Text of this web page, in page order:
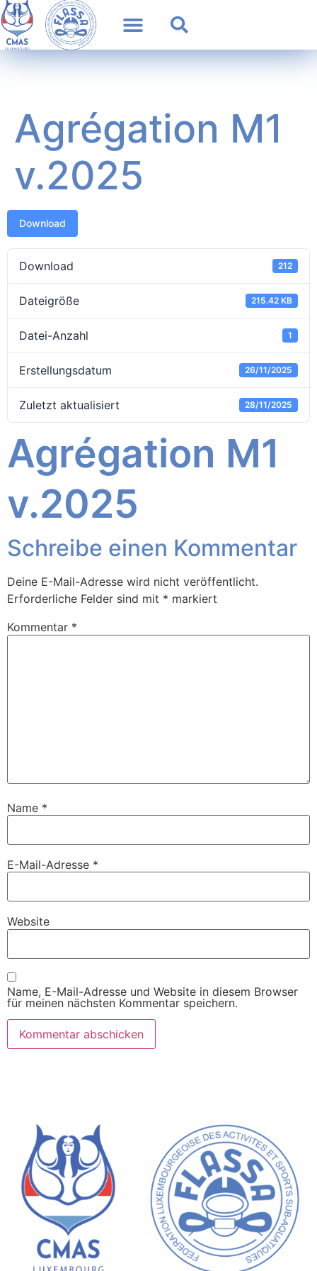
Agrégation M1
v.2025
Download
Download 212
Dateigröße 215.42 KB
Datei-Anzahl 1
Erstellungsdatum 26/11/2025
Zuletzt aktualisiert 28/11/2025
Agrégation M1
v.2025
Schreibe einen Kommentar
Deine E-Mail-Adresse wird nicht veröffentlicht.
Erforderliche Felder sind mit * markiert
Kommentar *
Name *
E-Mail-Adresse *
Website
Name, E-Mail-Adresse und Website in diesem Browser
für meinen nächsten Kommentar speichern.